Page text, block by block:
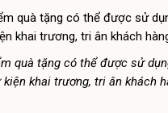
quà tặng có thể được sử
khai trương, tri ân khách